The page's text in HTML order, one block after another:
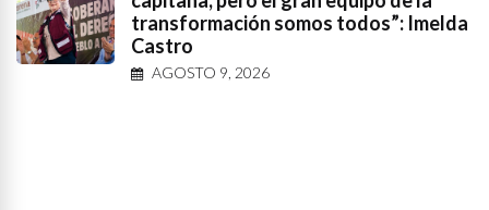
transformación somos todos”: Imelda
Castro
AGOSTO 9, 2026